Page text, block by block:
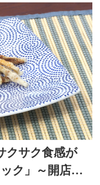
クサク食感が
ク」～開店！